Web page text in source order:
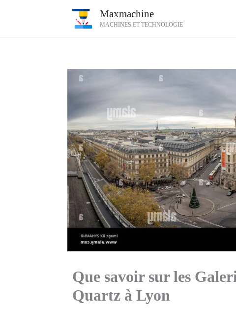
Maxmachine
MACHINES ET TECHNOLOGIE
Que savoir sur les
Quartz à Lyon